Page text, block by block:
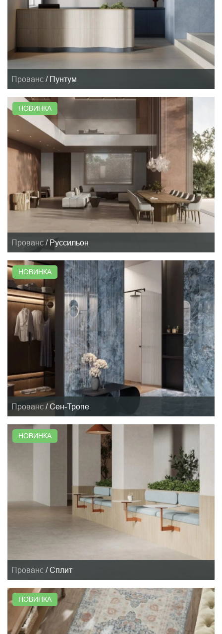
Прованс / Пунтум
НОВИНКА
Прованс / Руссильон
НОВИНКА
Прованс / Сен-Тропе
НОВИНКА
Прованс / Сплит
НОВИНКА